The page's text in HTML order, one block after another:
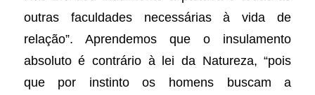
outras faculdades necessárias à vida de
relação”. Aprendemos que o insulamento
absoluto é contrário à lei da Natureza, “pois
que por instinto os homens buscam a